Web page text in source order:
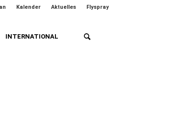
Kalender Aktuelles Flyspray
INTERNATIONAL